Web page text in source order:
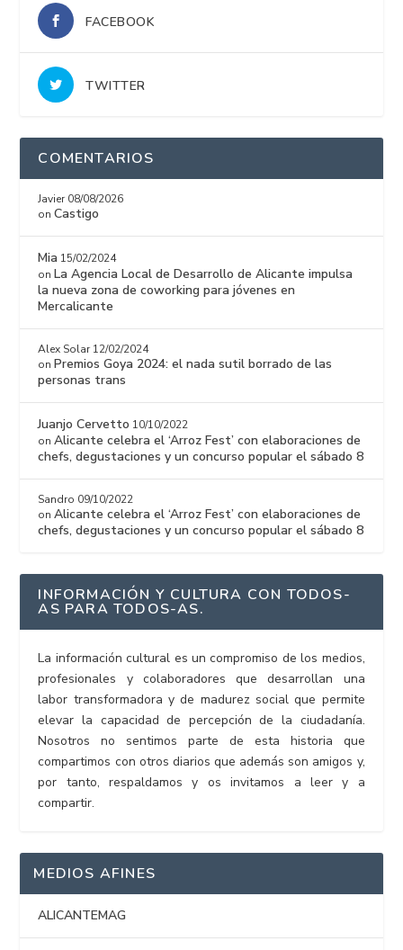
FACEBOOK
TWITTER
COMENTARIOS
Javier 08/08/2026
onCastigo
Mia 15/02/2024
onLa Agencia Local de Desarrollo de Alicante impulsa
la nueva zona de coworking para jóvenes en
Mercalicante
Alex Solar 12/02/2024
onPremios Goya 2024: el nada sutil borrado de las
personas trans
Juanjo Cervetto 10/10/2022
onAlicante celebra el ‘Arroz Fest’ con elaboraciones de
chefs, degustaciones y un concurso popular el sábado 8
Sandro 09/10/2022
onAlicante celebra el ‘Arroz Fest’ con elaboraciones de
chefs, degustaciones y un concurso popular el sábado 8
INFORMACIÓN Y CULTURA CON TODOS-
AS PARA TODOS-AS.
La información cultural es un compromiso de los medios,
profesionales y colaboradores que desarrollan una
labor transformadora y de madurez social que permite
elevar la capacidad de percepción de la ciudadanía.
Nosotros no sentimos parte de esta historia que
compartimos con otros diarios que además son amigos y,
por tanto, respaldamos y os invitamos a leer y a
compartir.
MEDIOS AFINES
ALICANTEMAG